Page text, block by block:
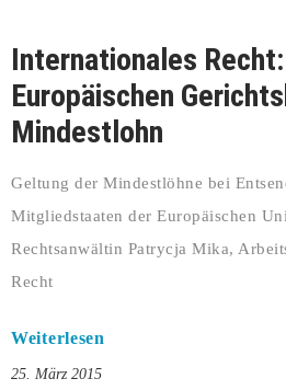
Internationales
Europäischen
Mindestlohn
Geltung der Mindestlöhne bei
Mitgliedstaaten der Europäischen
Rechtsanwältin Patrycja Mika,
Recht
Weiterlesen
25. März 2015